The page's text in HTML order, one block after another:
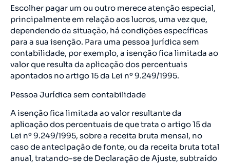
Escolher pagar um ou outro merece atenção especial,
principalmente em relação aos lucros, uma vez que,
dependendo da situação, há condições específicas
para a sua isenção. Para uma pessoa jurídica sem
contabilidade, por exemplo, a isenção fica limitada ao
valor que resulta da aplicação dos percentuais
apontados no artigo 15 da Lei nº 9.249/1995.
Pessoa Jurídica sem contabilidade
A isenção fica limitada ao valor resultante da
aplicação dos percentuais de que trata o artigo 15 da
Lei nº 9.249/1995, sobre a receita bruta mensal, no
caso de antecipação de fonte, ou da receita bruta total
anual, tratando-se de Declaração de Ajuste, subtraído